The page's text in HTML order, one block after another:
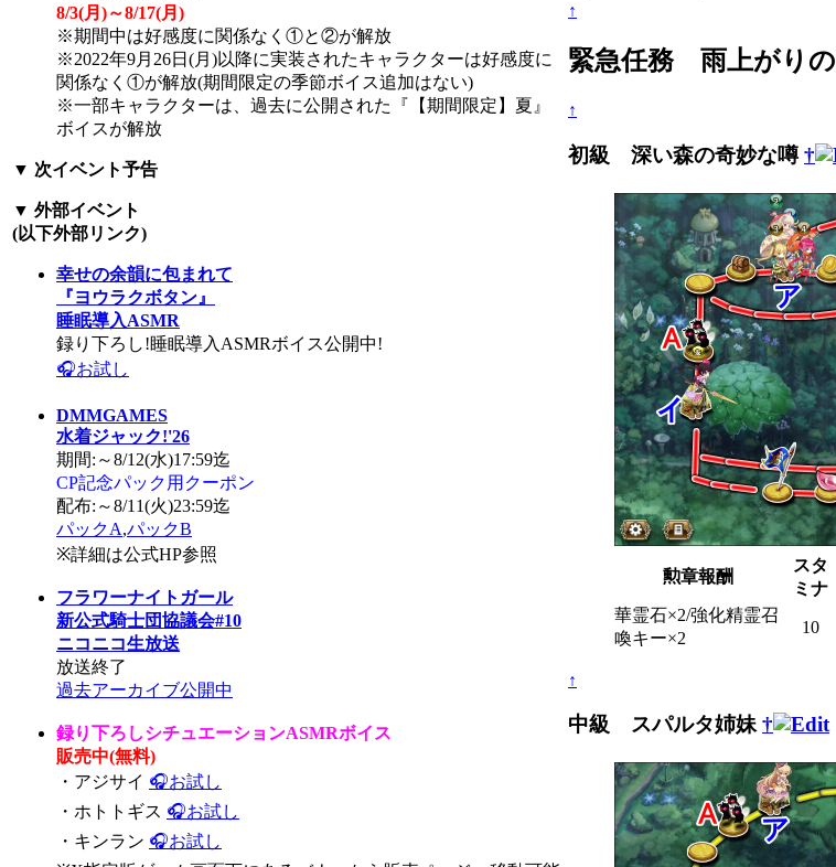
8/3(月 )～8/17(月 )
※期間中は好感度に関係なく①と②が解放
※2022年9月26日(月)以降に実装されたキャラクターは好感度に
関係なく①が解放(期間限定の季節ボイス追加はない)
※一部キャラクターは、過去に公開された『【期間限定】夏』
ボイスが解放
▼ 次イベント予告
▼ 外部イベント
(以下外部リンク)
幸せの余韻に包まれて
『ヨウラクボタン』
睡眠導入ASMR
録り下ろし!睡眠導入ASMRボイス公開中!
🎧お試し
DMMGAMES
水着ジャック!'26
期間:～8/12(水)17:59迄
CP記念パック用クーポン
配布:～8/11(火)23:59迄
パックA,パックB
※詳細は公式HP参照
フラワーナイトガール
新公式騎士団協議会#10
ニコニコ生放送
放送終了
過去アーカイブ公開中
録り下ろしシチュエーションASMRボイス
販売中(無料)
・アジサイ 🎧お試し
・ホトトギス 🎧お試し
・キンラン 🎧お試し
↑
緊急任務 雨上がり
↑
初級 深い森の奇妙な噂†
勲章報酬
スタ
ミナ
華霊石×2/強化精霊召
喚キー×2
10
↑
中級 スパルタ姉妹†